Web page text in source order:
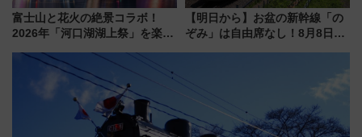
富士山と花火の絶景コラボ！
2026年「河口湖湖上祭」を楽し
ススメ
【明日から】お盆の新幹線「の
ぞみ」は自由席なし！8月8日午
雑避ける「空席」探しのコツ